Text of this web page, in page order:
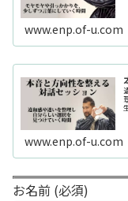
www.enp.of-u.com
www.enp.of-u.com
お名前 (必須)